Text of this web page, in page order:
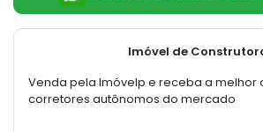
Imóvel de
Venda pela Imóvelp e receba a melhor
corretores autônomos do mercado